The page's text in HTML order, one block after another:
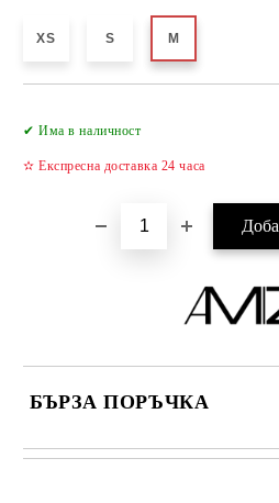
XS S M
✔ Има в наличност
✫ Експресна доставка 24 часа
БЪРЗА ПОРЪЧКА
САМО ПОПЪЛНЕТЕ